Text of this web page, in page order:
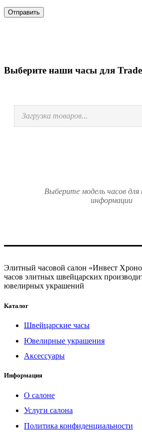
Выберите наши часы для
Загрузка товаров...
Выберите модель часов
информации
Элитный часовой салон «Инвест
часов элитных швейцарских
ювелирных украшений
Каталог
Швейцарские часы
Ювелирные украшения
Аксессуары
Информация
О салоне
Услуги салона
Политика конфиденциальности